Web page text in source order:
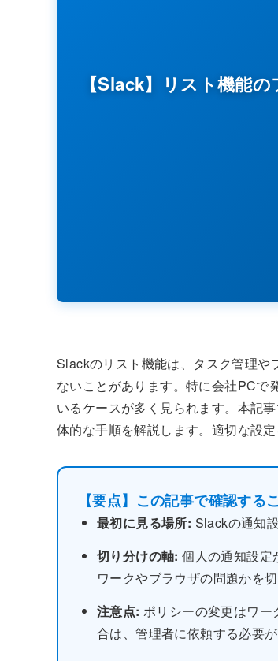
【Slack】リスト機能
Slackのリスト機能は、タスク管理や
ないことがあります。特に会社PCで
いるケースが多く見られます。本記
体的な手順を解説します。適切な設
【要点】この記事で確認する
最初に見る場所: Slackの通知
切り分けの軸: 個人の通知設定
ワークやブラウザの問題かを切
注意点: ポリシーの変更はワ
合は、管理者に依頼する必要が